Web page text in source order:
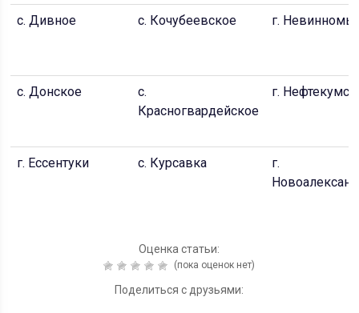
с. Дивное с. Кочубеевское г.
с. Донское
с.
Красногвардейское
г. Нефтекумск
г. Ессентуки с. Курсавка
г.
Оценка статьи:
(пока оценок нет)
Поделиться с друзьями: